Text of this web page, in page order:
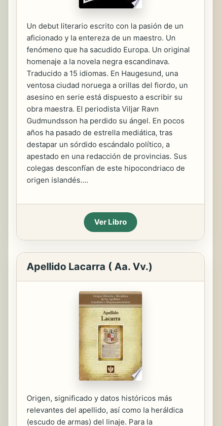
Un debut literario escrito con la pasión de un
aficionado y la entereza de un maestro. Un
fenómeno que ha sacudido Europa. Un original
homenaje a la novela negra escandinava.
Traducido a 15 idiomas. En Haugesund, una
ventosa ciudad noruega a orillas del fiordo, un
asesino en serie está dispuesto a escribir su
obra maestra. El periodista Viljar Ravn
Gudmundsson ha perdido su ángel. En pocos
años ha pasado de estrella mediática, tras
destapar un sórdido escándalo político, a
apestado en una redacción de provincias. Sus
colegas desconfían de este hipocondriaco de
origen islandés....
Ver Libro
Apellido Lacarra ( Aa. Vv.)
Origen, significado y datos históricos más
relevantes del apellido, así como la heráldica
(escudo de armas) del linaje. Para la